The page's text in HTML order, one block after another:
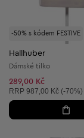
-50% s kódem FESTIVE
Hallhuber
Dámské tilko
289,00 Kč
Doporučená cena:
RRP 987,00 Kč (-70%)